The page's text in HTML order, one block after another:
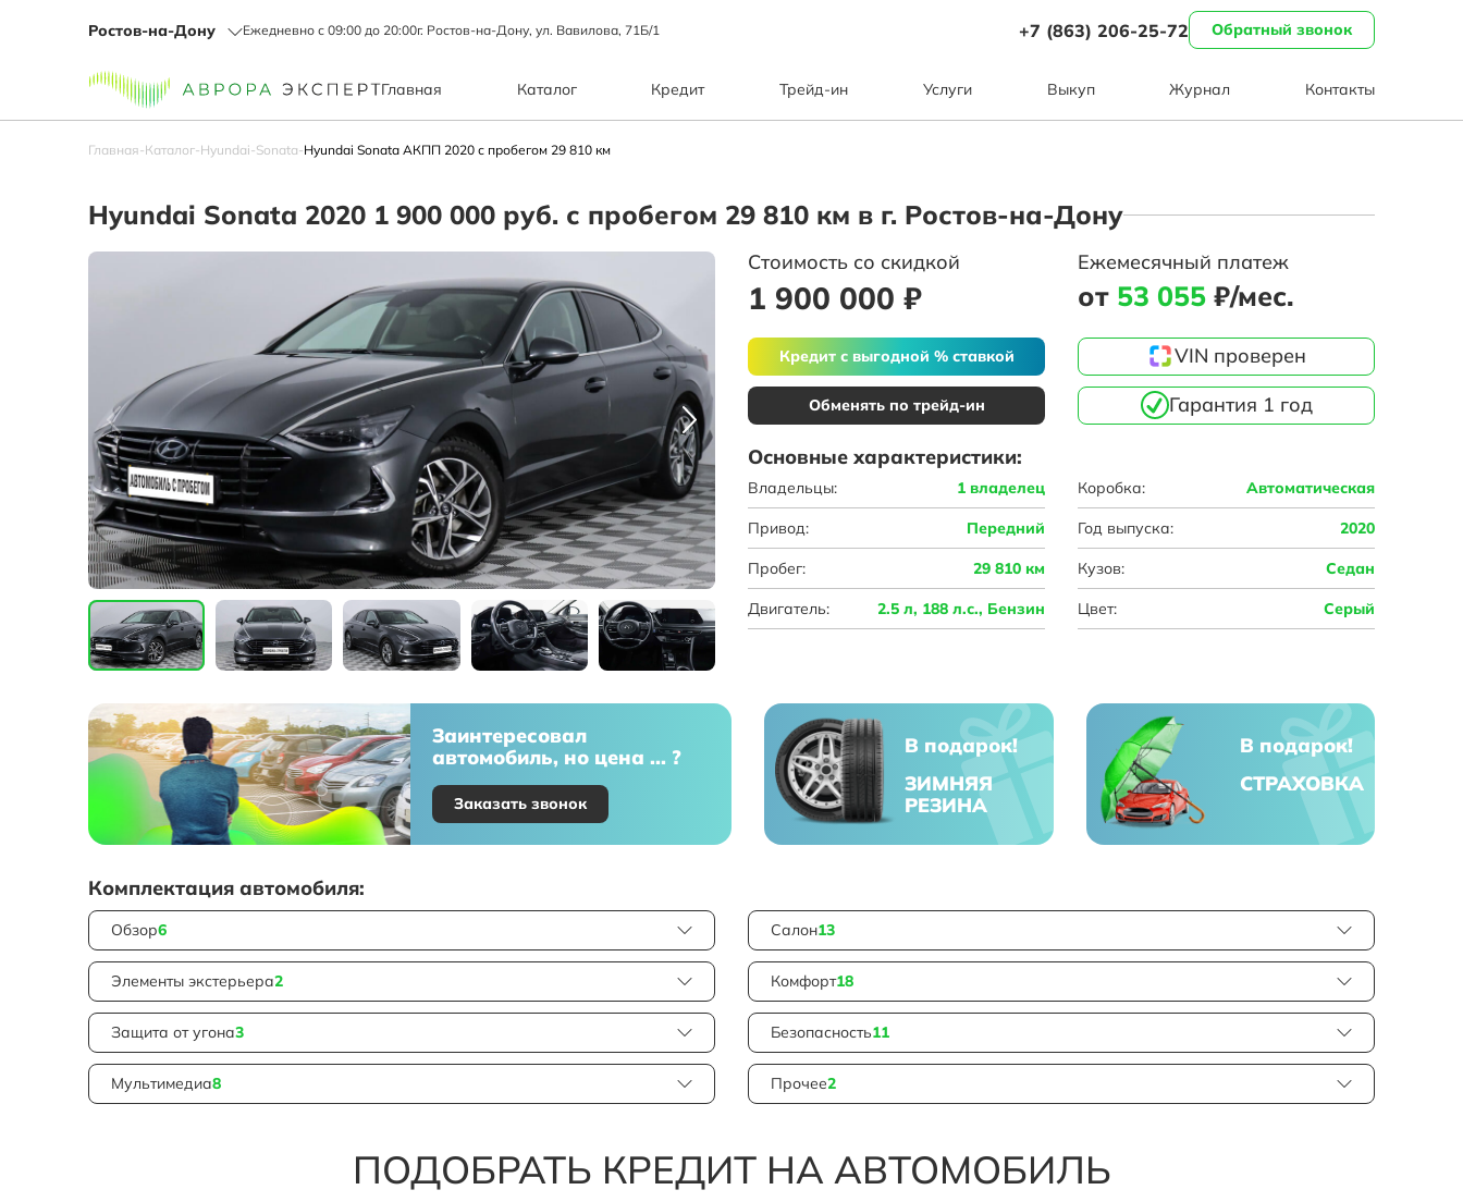
Ростов-на-Дону Ежедневно с 09:00 до 20:00г. Ростов-на-Дону, ул. Вавилова, 71Б/1 +7 (863) 206-25-72 Обратный звонок
Главная Каталог Кредит Трейд-ин Услуги Выкуп Журнал Контакты
Главная-Каталог-Hyundai-Sonata-Hyundai Sonata АКПП 2020 с пробегом 29 810 км
Hyundai Sonata 2020 1 900 000 руб. с пробегом 29 810 км в г. Ростов-на-Дону
Стоимость со скидкой
1 900 000 ₽
Ежемесячный платеж
от 53 055 ₽/мес.
Кредит с выгодной % ставкой
Обменять по трейд-ин
VIN проверен
Гарантия 1 год
Основные характеристики:
Владельцы: 1 владелец Коробка: Автоматическая
Привод: Передний Год выпуска: 2020
Пробег: 29 810 км Кузов: Седан
Двигатель: 2.5 л, 188 л.с., Бензин Цвет: Серый
Заинтересовал
автомобиль, но цена ... ?
Заказать звонок
В подарок!
ЗИМНЯЯ
РЕЗИНА
В подарок!
СТРАХОВКА
Комплектация автомобиля:
Обзор6
Элементы экстерьера2
Защита от угона3
Мультимедиа8
Салон13
Комфорт18
Безопасность11
Прочее2
ПОДОБРАТЬ КРЕДИТ НА АВТОМОБИЛЬ